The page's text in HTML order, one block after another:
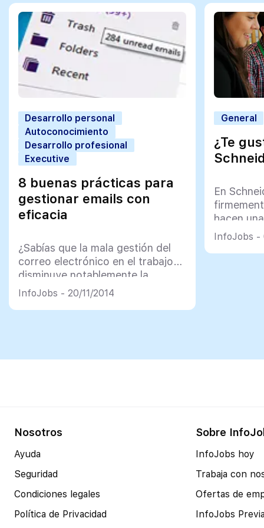
Desarrollo personal
Autoconocimiento
Desarrollo profesional
Executive
8 buenas prácticas para
gestionar emails con
eficacia
¿Sabías que la mala gestión del
correo electrónico en el trabajo
disminuye notablemente la
productividad?
InfoJobs - 20/11/2014
General
¿Te
En
hacen
puedes
InfoJobs -
Nosotros
Ayuda
Seguridad
Condiciones legales
Política de Privacidad
Sobre
InfoJobs hoy
Trabaja con
Ofertas de
InfoJobs Previa